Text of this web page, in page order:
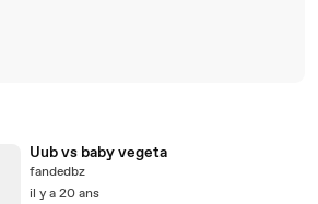
Uub vs baby vegeta
fandedbz
il y a 20 ans